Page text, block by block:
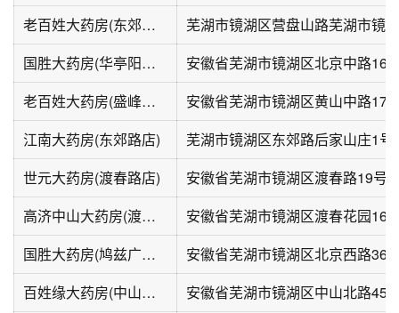
老百姓大药房(东郊路店)
国胜大药房(华亭阳光店)
老百姓大药房(盛峰大厦店)
安徽省芜湖市镜湖区黄山中路17
江南大药房(东郊路店)
芜湖市镜湖区东郊路后家山庄1号
世元大药房(渡春路店)
安徽省芜湖市镜湖区渡春路19号
高济中山大药房(渡春路店)
安徽省芜湖市镜湖区渡春花园16
国胜大药房(鸠兹广场店)
安徽省芜湖市镜湖区北京西路36-
百姓缘大药房(中山北路店)
安徽省芜湖市镜湖区中山北路45-